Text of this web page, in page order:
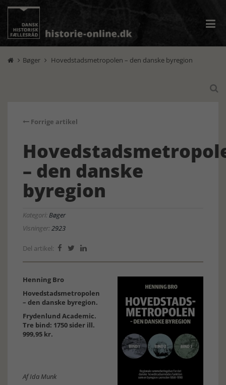
 Bøger  Hovedstadsmetropolen – den danske byregion

Forrige artikel
– den danske
byregion
Kategori:Bøger
Visninger:2923
Del artikel:   
Henning Bro
Hovedstadsmetropolen
– den danske byregion.
Frydenlund Academic.
Tre bind: 1750 sider ill.
999,95 kr.
Af Ida Munk